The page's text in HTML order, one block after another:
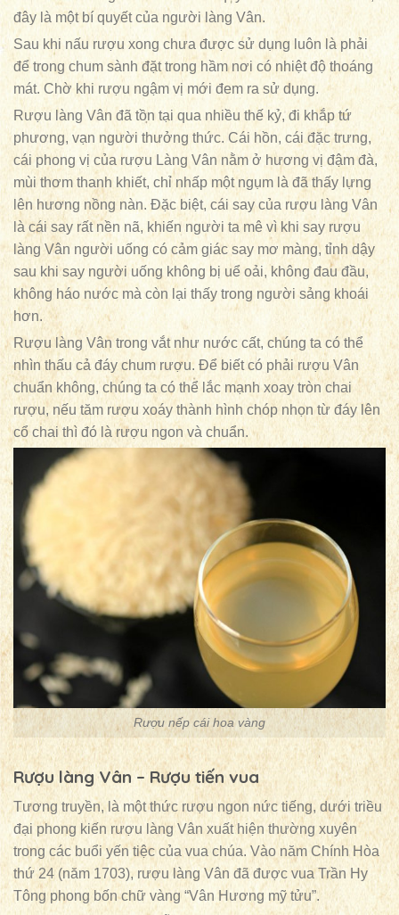
đây là một bí quyết của người làng Vân.
Sau khi nấu rượu xong chưa được sử dụng luôn là phải
để trong chum sành đặt trong hầm nơi có nhiệt độ thoáng
mát. Chờ khi rượu ngậm vị mới đem ra sử dụng.
Rượu làng Vân đã tồn tại qua nhiều thế kỷ, đi khắp tứ
phương, vạn người thưởng thức. Cái hồn, cái đặc trưng,
cái phong vị của rượu Làng Vân nằm ở hương vị đậm đà,
mùi thơm thanh khiết, chỉ nhấp một ngụm là đã thấy lựng
lên hương nồng nàn. Đặc biệt, cái say của rượu làng Vân
là cái say rất nền nã, khiến người ta mê vì khi say rượu
làng Vân người uống có cảm giác say mơ màng, tỉnh dậy
sau khi say người uống không bị uể oải, không đau đầu,
không háo nước mà còn lại thấy trong người sảng khoái
hơn.
Rượu làng Vân trong vắt như nước cất, chúng ta có thể
nhìn thấu cả đáy chum rượu. Để biết có phải rượu Vân
chuẩn không, chúng ta có thể lắc mạnh xoay tròn chai
rượu, nếu tăm rượu xoáy thành hình chóp nhọn từ đáy lên
cổ chai thì đó là rượu ngon và chuẩn.
Rượu nếp cái hoa vàng
Rượu làng Vân – Rượu tiến vua
Tương truyền, là một thức rượu ngon nức tiếng, dưới triều
đại phong kiến rượu làng Vân xuất hiện thường xuyên
trong các buổi yến tiệc của vua chúa. Vào năm Chính Hòa
thứ 24 (năm 1703), rượu làng Vân đã được vua Trần Hy
Tông phong bốn chữ vàng “Vân Hương mỹ tửu”.